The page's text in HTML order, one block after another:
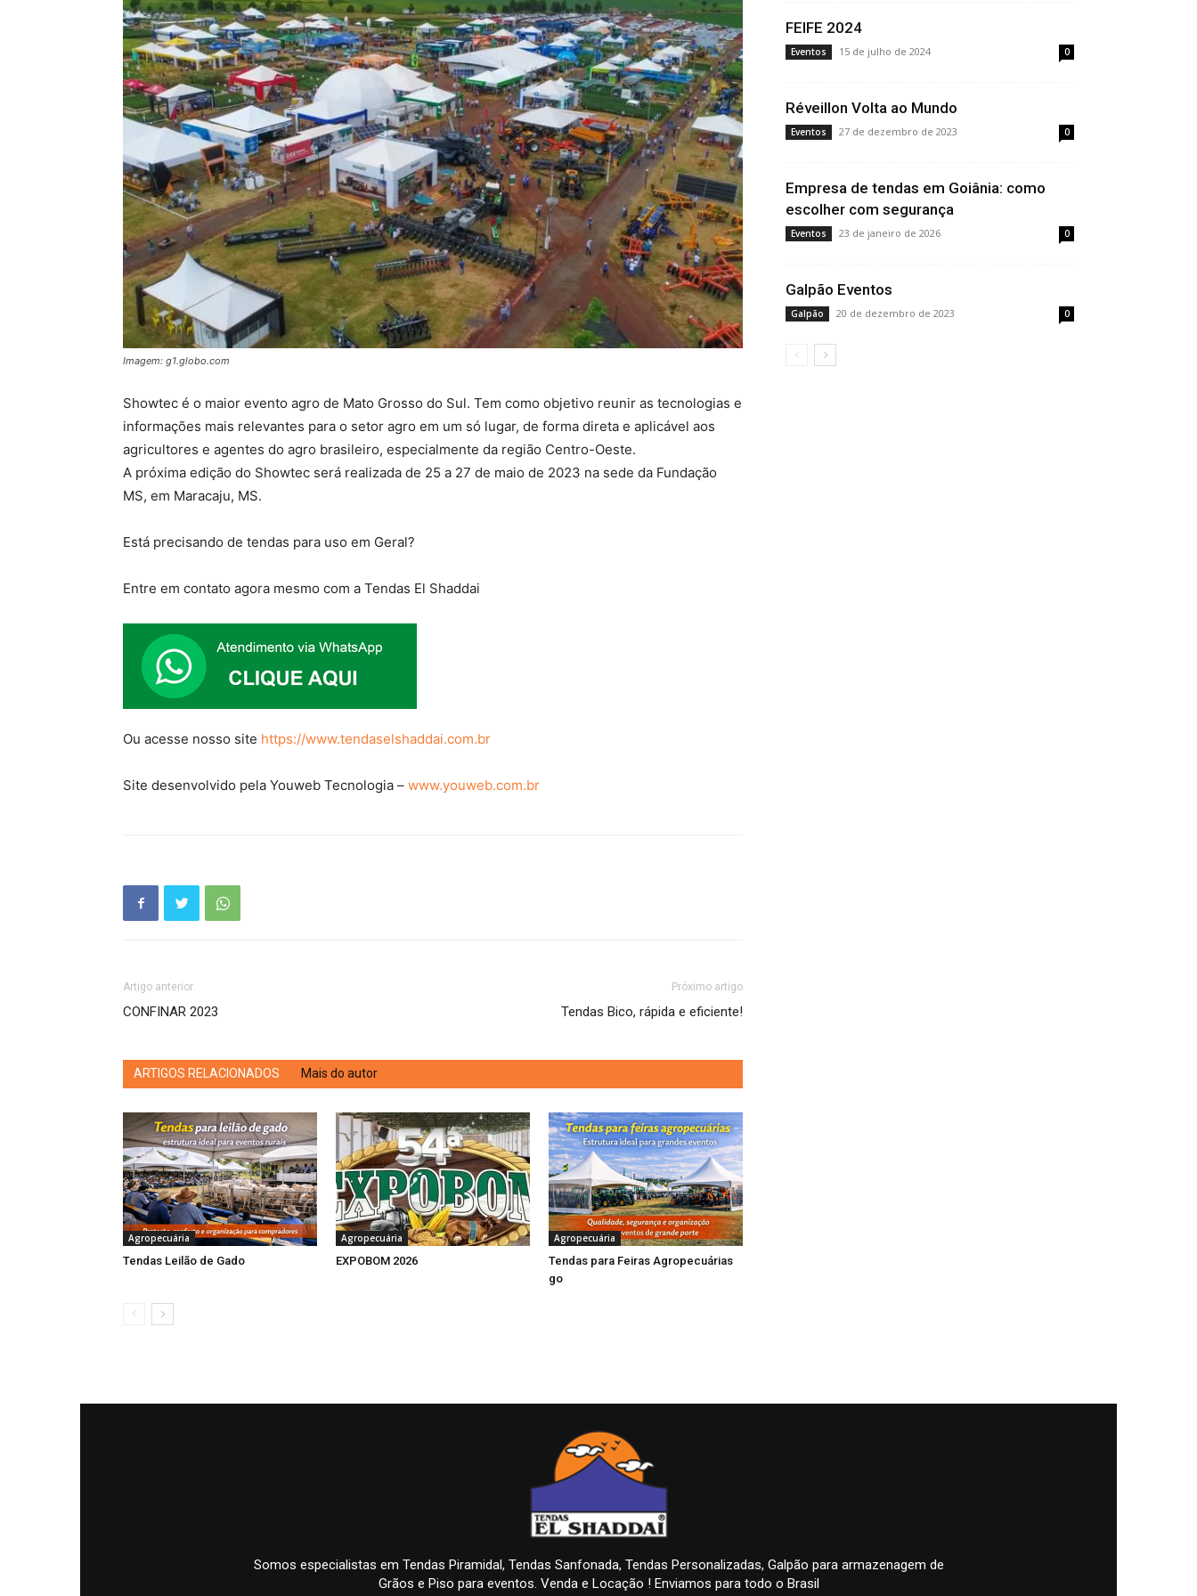
Imagem: g1.globo.com
Showtec é o maior evento agro de Mato Grosso do Sul. Tem como objetivo reunir as tecnologias e
informações mais relevantes para o setor agro em um só lugar, de forma direta e aplicável aos
agricultores e agentes do agro brasileiro, especialmente da região Centro-Oeste.
A próxima edição do Showtec será realizada de 25 a 27 de maio de 2023 na sede da Fundação
MS, em Maracaju, MS.
Está precisando de tendas para uso em Geral?
Entre em contato agora mesmo com a Tendas El Shaddai
Ou acesse nosso site https://www.tendaselshaddai.com.br
Site desenvolvido pela Youweb Tecnologia – www.youweb.com.br
Artigo anterior
CONFINAR 2023
Próximo artigo
Tendas Bico, rápida e eficiente!
ARTIGOS RELACIONADOS Mais do autor
Agropecuária
Tendas Leilão de Gado
Agropecuária
EXPOBOM 2026
Agropecuária
Tendas para Feiras Agropecuárias
go
FEIFE 2024
Eventos 15 de julho de 2024 0
Réveillon Volta ao Mundo
Eventos 27 de dezembro de 2023 0
Empresa de tendas em Goiânia: como
escolher com segurança
Eventos 23 de janeiro de 2026 0
Galpão Eventos
Galpão 20 de dezembro de 2023 0
Somos especialistas em Tendas Piramidal, Tendas Sanfonada, Tendas Personalizadas, Galpão para armazenagem de
Grãos e Piso para eventos. Venda e Locação ! Enviamos para todo o Brasil